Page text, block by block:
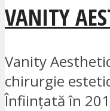
VANITY
Vanity
chirurgie
Înființată în